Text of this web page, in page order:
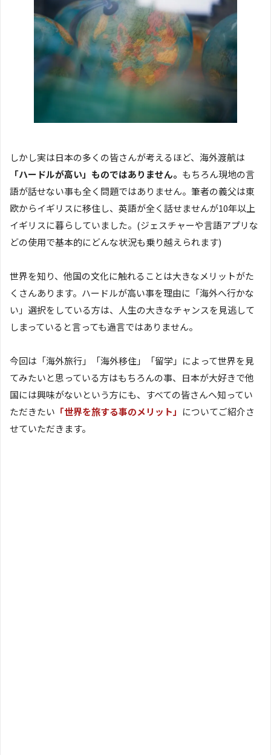
しかし実は日本の多くの皆さんが考えるほど、海外渡航は
「ハードルが高い」ものではありません。 もちろん現地の言
語が話せない事も全く問題ではありません。筆者の義父は東
欧からイギリスに移住し、英語が全く話せませんが10年以上
イギリスに暮らしていました。(ジェスチャーや言語アプリな
どの使用で基本的にどんな状況も乗り越えられます)
世界を知り、他国の文化に触れることは大きなメリットがた
くさんあります。ハードルが高い事を理由に「海外へ行かな
い」選択をしている方は、人生の大きなチャンスを見逃して
しまっていると言っても過言ではありません。
今回は「海外旅行」「海外移住」「留学」によって世界を見
てみたいと思っている方はもちろんの事、日本が大好きで他
国には興味がないという方にも、すべての皆さんへ知ってい
ただきたい 「世界を旅する事のメリット」 についてご紹介さ
せていただきます。